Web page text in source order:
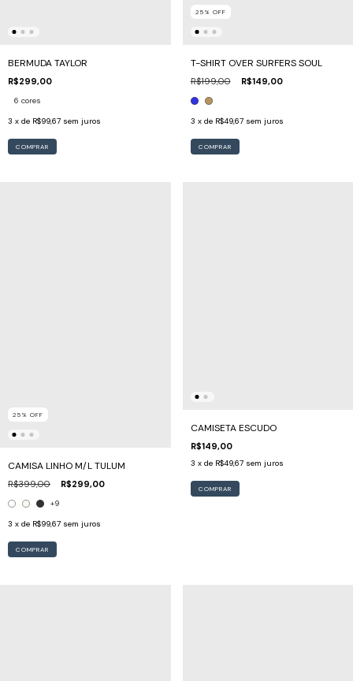
BERMUDA TAYLOR
R$299,00
6 cores
3 x de R$99,67 sem juros
COMPRAR
25 % OFF
T-SHIRT OVER SURFERS SOUL
R$199,00 R$149,00
3 x de R$49,67 sem juros
COMPRAR
25 % OFF
CAMISA LINHO M/L TULUM
R$399,00 R$299,00
+9
3 x de R$99,67 sem juros
COMPRAR
CAMISETA ESCUDO
R$149,00
3 x de R$49,67 sem juros
COMPRAR